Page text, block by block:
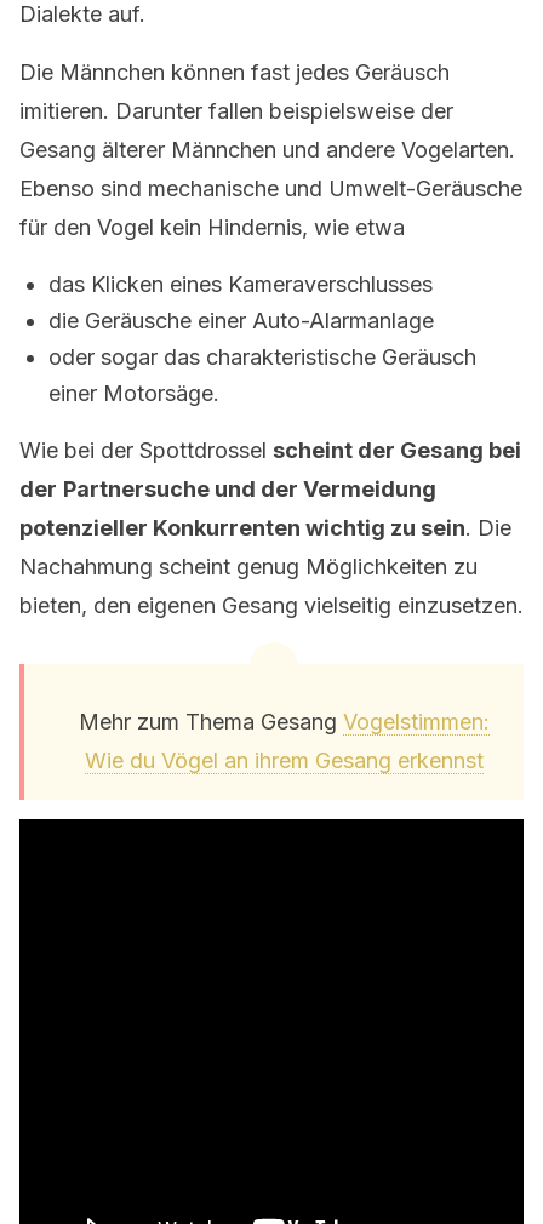
Dialekte auf.
Die Männchen können fast jedes Geräusch
imitieren. Darunter fallen beispielsweise der
Gesang älterer Männchen und andere Vogelarten.
Ebenso sind mechanische und Umwelt-Geräusche
für den Vogel kein Hindernis, wie etwa
das Klicken eines Kameraverschlusses
die Geräusche einer Auto-Alarmanlage
oder sogar das charakteristische Geräusch
einer Motorsäge.
Wie bei der Spottdrossel scheint der Gesang bei
der Partnersuche und der Vermeidung
potenzieller Konkurrenten wichtig zu sein. Die
Nachahmung scheint genug Möglichkeiten zu
bieten, den eigenen Gesang vielseitig einzusetzen.
Mehr zum Thema Gesang Vogelstimmen:
Wie du Vögel an ihrem Gesang erkennst